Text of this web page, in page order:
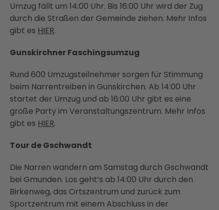
Umzug fällt um 14:00 Uhr. Bis 16:00 Uhr wird der Zug
durch die Straßen der Gemeinde ziehen. Mehr Infos
gibt es HIER.
Gunskirchner Faschingsumzug
Rund 600 Umzugsteilnehmer sorgen für Stimmung
beim Narrentreiben in Gunskirchen. Ab 14:00 Uhr
startet der Umzug und ab 16:00 Uhr gibt es eine
große Party im Veranstaltungszentrum. Mehr Infos
gibt es HIER.
Tour de Gschwandt
Die Narren wandern am Samstag durch Gschwandt
bei Gmunden. Los geht’s ab 14:00 Uhr durch den
Birkenweg, das Ortszentrum und zurück zum
Sportzentrum mit einem Abschluss in der